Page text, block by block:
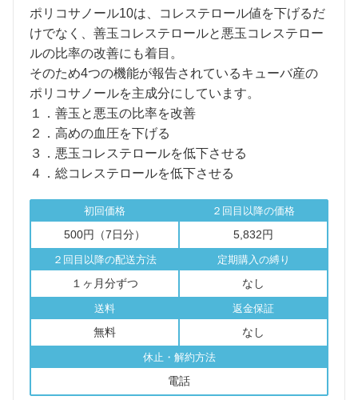
ポリコサノール10は、コレステロール値を下げるだ
けでなく、善玉コレステロールと悪玉コレステロー
ルの比率の改善にも着目。
そのため4つの機能が報告されているキューバ産の
ポリコサノールを主成分にしています。
１．善玉と悪玉の比率を改善
２．高めの血圧を下げる
３．悪玉コレステロールを低下させる
４．総コレステロールを低下させる
初回価格
500円（7日分）
２回目以降の価格
5,832円
２回目以降の配送方法
１ヶ月分ずつ
定期購入の縛り
なし
送料
無料
返金保証
なし
休止・解約方法
電話